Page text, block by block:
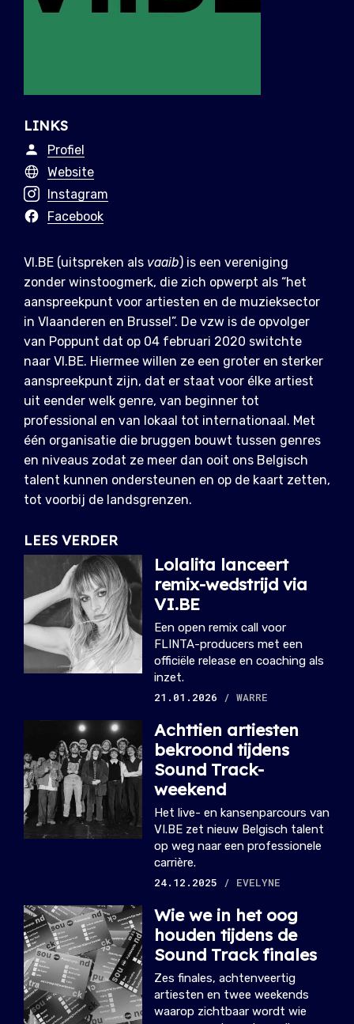
LINKS
Profiel
Website
Instagram
Facebook
VI.BE (uitspreken als vaaib) is een vereniging
zonder winstoogmerk, die zich opwerpt als “het
aanspreekpunt voor artiesten en de muzieksector
in Vlaanderen en Brussel”. De vzw is de opvolger
van Poppunt dat op 04 februari 2020 switchte
naar VI.BE. Hiermee willen ze een groter en sterker
aanspreekpunt zijn, dat er staat voor élke artiest
uit eender welk genre, van beginner tot
professional en van lokaal tot internationaal. Met
één organisatie die bruggen bouwt tussen genres
en niveaus zodat ze meer dan ooit ons Belgisch
talent kunnen ondersteunen en op de kaart zetten,
tot voorbij de landsgrenzen.
LEES VERDER
Lolalita lanceert
remix-wedstrijd via
VI.BE
Een open remix call voor
FLINTA-producers met een
officiële release en coaching als
inzet.
21.01.2026
/ WARRE
Achttien artiesten
bekroond tijdens
Sound Track-
weekend
Het live- en kansenparcours van
VI.BE zet nieuw Belgisch talent
op weg naar een professionele
carrière.
24.12.2025
/ EVELYNE
Wie we in het oog
houden tijdens de
Sound Track finales
Zes finales, achtenveertig
artiesten en twee weekends
waarop zichtbaar wordt wie